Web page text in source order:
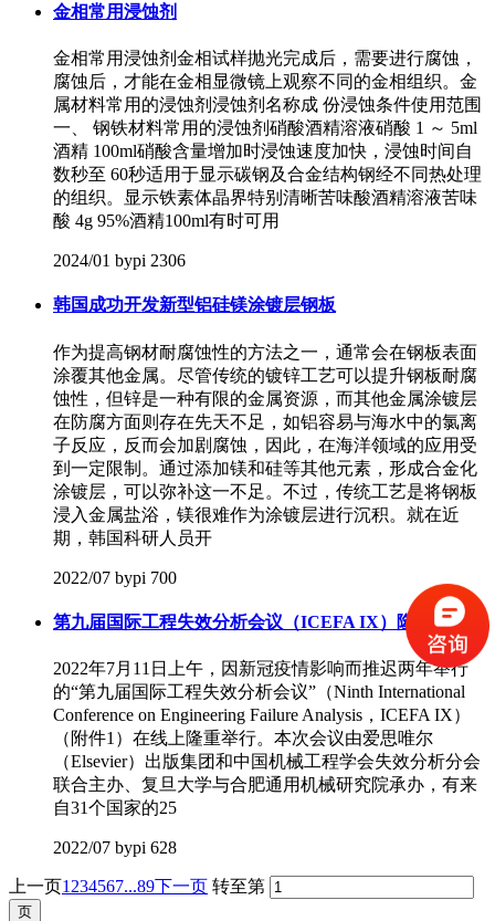
金相常用浸蚀剂
金相常用浸蚀剂金相试样抛光完成后，需要进行腐蚀，
腐蚀后，才能在金相显微镜上观察不同的金相组织。金
属材料常用的浸蚀剂浸蚀剂名称成 份浸蚀条件使用范围
一、 钢铁材料常用的浸蚀剂硝酸酒精溶液硝酸 1 ～ 5ml
酒精 100ml硝酸含量增加时浸蚀速度加快，浸蚀时间自
数秒至 60秒适用于显示碳钢及合金结构钢经不同热处理
的组织。显示铁素体晶界特别清晰苦味酸酒精溶液苦味
酸 4g 95%酒精100ml有时可用
2024/01 bypi 2306
韩国成功开发新型铝硅镁涂镀层钢板
作为提高钢材耐腐蚀性的方法之一，通常会在钢板表面
涂覆其他金属。尽管传统的镀锌工艺可以提升钢板耐腐
蚀性，但锌是一种有限的金属资源，而其他金属涂镀层
在防腐方面则存在先天不足，如铝容易与海水中的氯离
子反应，反而会加剧腐蚀，因此，在海洋领域的应用受
到一定限制。通过添加镁和硅等其他元素，形成合金化
涂镀层，可以弥补这一不足。不过，传统工艺是将钢板
浸入金属盐浴，镁很难作为涂镀层进行沉积。就在近
期，韩国科研人员开
2022/07 bypi 700
第九届国际工程失效分析会议（ICEFA IX）隆重开幕
2022年7月11日上午，因新冠疫情影响而推迟两年举行
的“第九届国际工程失效分析会议”（Ninth International
Conference on Engineering Failure Analysis，ICEFA IX）
（附件1）在线上隆重举行。本次会议由爱思唯尔
（Elsevier）出版集团和中国机械工程学会失效分析分会
联合主办、复旦大学与合肥通用机械研究院承办，有来
自31个国家的25
2022/07 bypi 628
上一页1 234567...89下一页 转至第